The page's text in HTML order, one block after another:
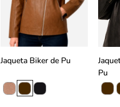
Jaqueta Biker de Pu
Jaqueta Gola
Pu